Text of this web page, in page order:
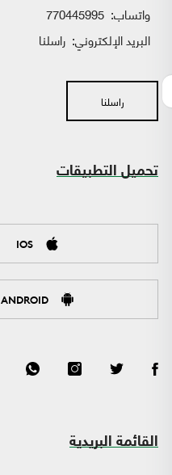
واتساب:
البريد الإلكتروني: راسلنا
راسلنا
تحميل التطبيقات
IOS
ANDROID
القائمة البريدية